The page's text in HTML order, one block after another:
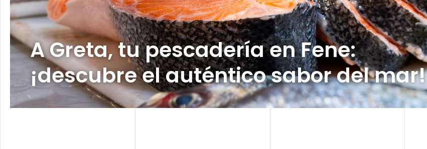
A Greta, tu pescadería en Fene:
¡descubre el auténtico sabor del mar!